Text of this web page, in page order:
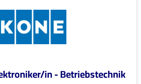
in - Betriebstechnik